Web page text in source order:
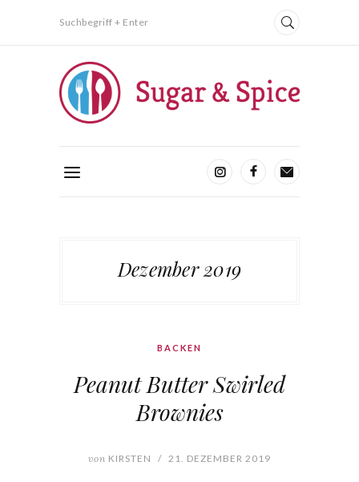
Suchbegriff + Enter
Dezember 2019
BACKEN
Peanut Butter Swirled
Brownies
von KIRSTEN / 21. DEZEMBER 2019